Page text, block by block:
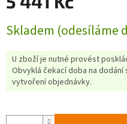
cena:
Skladem (odesíláme
U zboží je nutné provést
Obvyklá čekací doba na
vytvoření objednávky.